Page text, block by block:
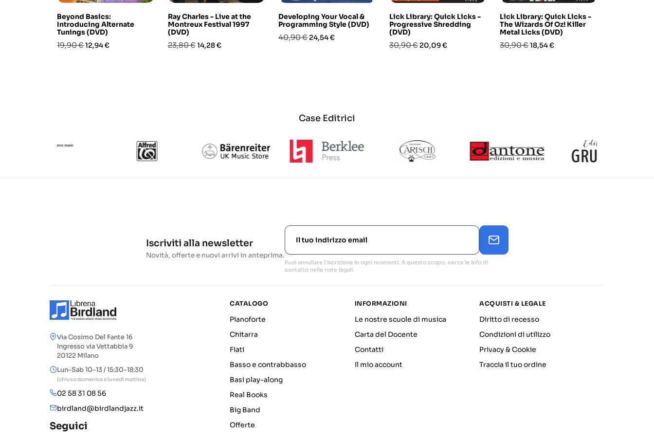
Beyond Basics:
Introducing Alternate
Tunings (DVD)
Prezzo
19,90 €Prezzo
12,94 €
Ray Charles - Live at the
Montreux Festival 1997
(DVD)
Prezzo
23,80 €Prezzo
14,28 €
Developing Your Vocal &
Programming Style (DVD)
Prezzo
40,90 € Prezzo
24,54 €
Lick Library: Quick Licks -
Progressive Shredding
(DVD)
Prezzo
30,90 € Prezzo
20,09 €
Lick Library: Quick Licks -
The Wizards Of Oz! Killer
Metal Licks (DVD)
Prezzo
30,90 €Prezzo
18,54 €
Case Editrici
Iscriviti alla newsletter
Novità, offerte e nuovi arrivi in anteprima.
Puoi annullare l'iscrizione in ogni momenti. A questo scopo, cerca le info di
contatto nelle note legali.
Via Cosimo Del Fante 16
Ingresso via Vettabbia 9
20122 Milano
Lun–Sab 10–13 / 15:30–18:30
(chiuso domenica e lunedì mattina)
02 58 31 08 56
birdland@birdlandjazz.it
Seguici
CATALOGO
Pianoforte
Chitarra
Fiati
Basso e contrabbasso
Basi play-along
Real Books
Big Band
Offerte
INFORMAZIONI
Le nostre scuole di musica
Carta del Docente
Contatti
Il mio account
ACQUISTI & LEGALE
Diritto di recesso
Condizioni di utilizzo
Privacy & Cookie
Traccia il tuo ordine